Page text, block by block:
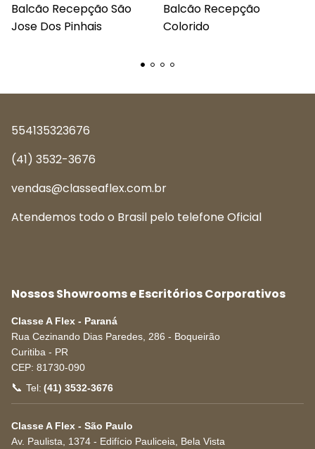
Balcão Recepção São
Jose Dos Pinhais
Balcão Recepção
Colorido
554135323676
(41) 3532-3676
vendas@classeaflex.com.br
Atendemos todo o Brasil pelo telefone Oficial
Nossos Showrooms e Escritórios Corporativos
Classe A Flex - Paraná
Rua Cezinando Dias Paredes, 286 - Boqueirão
Curitiba - PR
CEP: 81730-090
📞 Tel: (41) 3532-3676
Classe A Flex - São Paulo
Av. Paulista, 1374 - Edifício Pauliceia, Bela Vista